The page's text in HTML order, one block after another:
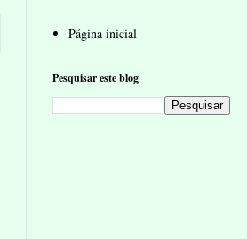
Página inicial
Pesquisar este blog